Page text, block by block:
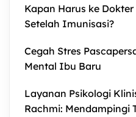
Kapan Harus ke
Setelah Imunisasi?
Cegah Stres
Mental Ibu Baru
Layanan Psikologi
Rachmi: Mendampingi